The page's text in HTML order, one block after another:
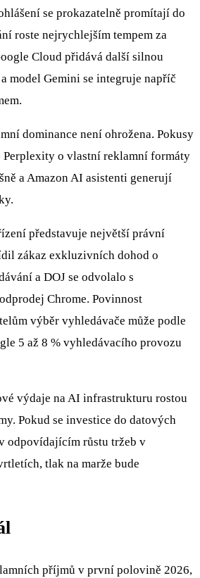
se prokazatelně promítají do
roste nejrychlejším tempem za
Cloud přidává další silnou
model Gemini se integruje napříč
dominance není ohrožena. Pokusy
o vlastní reklamní formáty
a Amazon AI asistenti generují
představuje největší právní
zákaz exkluzivních dohod o
a DOJ se odvolalo s
Chrome. Povinnost
výběr vyhledávače může podle
5 až 8 % vyhledávacího provozu
výdaje na AI infrastrukturu rostou
Pokud se investice do datových
odpovídajícím růstu tržeb v
tlak na marže bude
příjmů v první polovině 2026,